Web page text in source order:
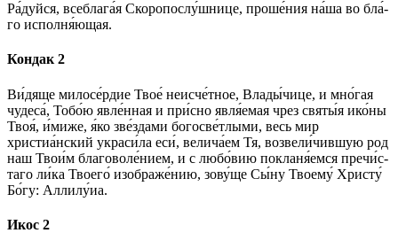
Ра́­дуй­ся, всеблага́я Скоропослу́шнице, про­ше́­ния на́­ша во бла́­
го исполня́ющая.
Кондак 2
Ви́­дя­ще ми­ло­се́р­дие Твое́ не­ис­че́т­ное, Вла­ды́­чи­це, и мно́гая
чу­де­са́, То­бо́ю явле́нная и при́с­но явля́емая чрез свя­ты́я ико́­ны
Твоя́, и́ми­же, я́ко зве́здами богосве́тлыми, весь мир
христиа́нский украси́ла еси́, ве­ли­ча́­ем Тя, возвели́чившую род
наш Тво­и́м бла­го­во­ле́­ни­ем, и с лю­бо́­вию покланя́емся пре­чи́с­
та­го ли́­ка Тво­его́ изображе́нию, зо­ву́­ще Сы́­ну Тво­ему́ Хри­сту́
Бо́­гу: Алли­лу́иа.
Икос 2